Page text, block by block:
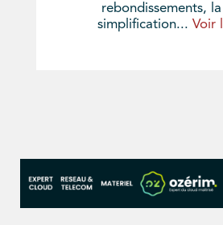
rebondissements,
simplification... Voir